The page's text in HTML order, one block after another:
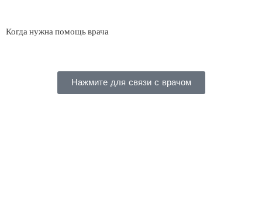
Когда нужна помощь врача
Нажмите для связи с врачом